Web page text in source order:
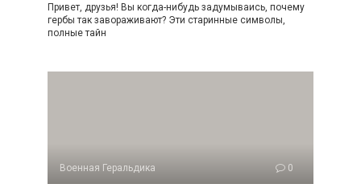
Привет, друзья! Вы когда-нибудь задумываись, почему
гербы так завораживают? Эти старинные символы,
полные тайн
Военная Геральдика 0